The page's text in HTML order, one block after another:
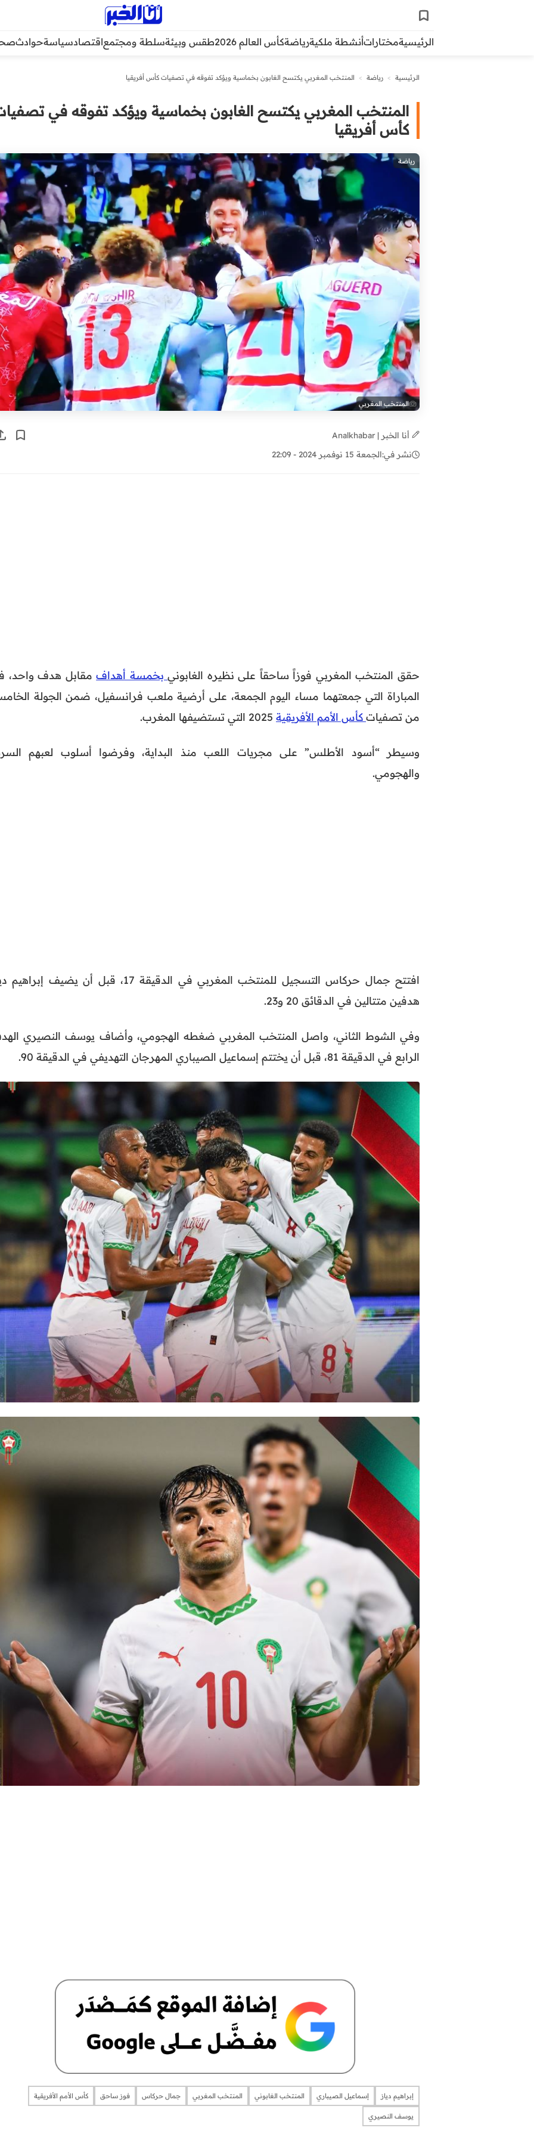
الرئيسيةمختاراتأنشطة ملكيةرياضةكأس العالم 2026 طقس وبيئةسلطة ومجتمعاقتصادسياسةحوادث
الرئيسية > رياضة > المنتخب المغربي يكتسح الغابون بخماسية ويؤكد تفوقه في تصفيات كأس أفريقيا
المنتخب المغربي يكتسح الغابون بخماسية ويؤكد تفوقه في
كأس أفريقيا
رياضة
المنتخب المغربي
أنا الخبر | Analkhabar
نشر في:الجمعة 15 نوفمبر 2024 - 22:09
حقق المنتخب المغربي فوزاً ساحقاً على نظيره الغابونيبخمسة أهدافمقابل هدف واحد،
المباراة التي جمعتهما مساء اليوم الجمعة، على أرضية ملعب فرانسفيل، ضمن الجولة
من تصفيات كأس الأمم الأفريقية
وسيطر “أسود الأطلس” على مجريات اللعب منذ البداية، وفرضوا أسلوب لعبهم
والهجومي.
افتتح جمال حركاس التسجيل للمنتخب المغربي في الدقيقة 17، قبل أن يضيف
هدفين متتالين في الدقائق 20 و23.
وفي الشوط الثاني، واصل المنتخب المغربي ضغطه الهجومي، وأضاف يوسف النصيري
الرابع في الدقيقة 81، قبل أن يختتم إسماعيل الصيباري المهرجان التهديفي في الدقيقة 90.
إبراهيم دياز إسماعيل الصيباري المنتخب الغابوني المنتخب المغربي جمال حركاس فوز ساحق كأس الأمم الأفريقية
يوسف النصيري